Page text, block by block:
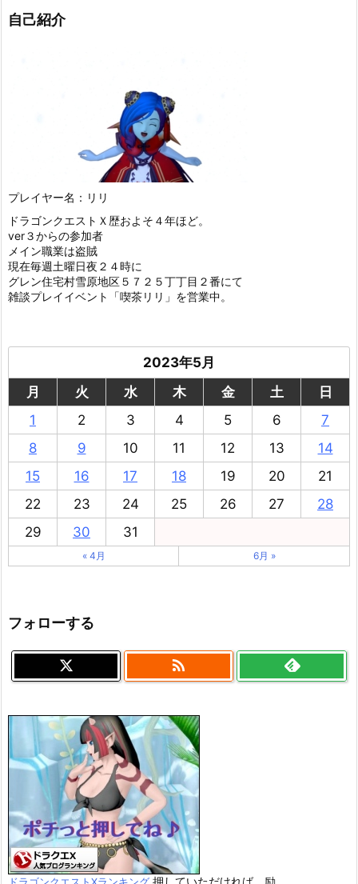
自己紹介
プレイヤー名：リリ
ドラゴンクエストＸ歴およそ４年ほど。
ver３からの参加者
メイン職業は盗賊
現在毎週土曜日夜２４時に
グレン住宅村雪原地区５７２５丁丁目２番にて
雑談プレイイベント「喫茶リリ」を営業中。
2023年5月
月
火 水 木 金 土
日
1
2 3 4 5 6
7
8
9 10 11 12 13
14
15
16 17 18 19 20
21
22
23 24 25 26 27
28
29
30 31
« 4月 6月 »
フォローする
